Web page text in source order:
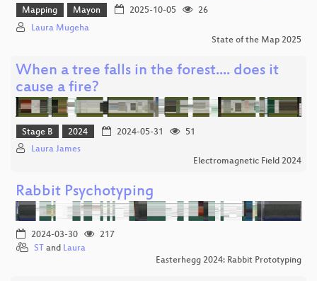
Mapping Mayon 2025-10-05
26
Laura Mugeha
State of the Map 2025
When a tree falls in the forest.... does it
cause a fire?
Stage B 2024 2024-05-31
51
Laura James
Electromagnetic Field 2024
Rabbit Psychotyping
2024-03-30
217
ST and Laura
Easterhegg 2024: Rabbit Prototyping